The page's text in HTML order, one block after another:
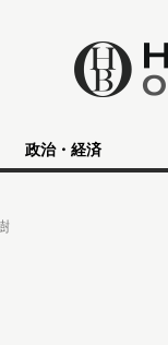
政治・経済